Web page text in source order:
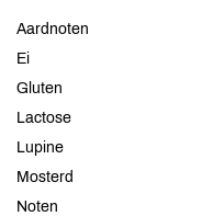
Aardnoten
Ei
Gluten
Lactose
Lupine
Mosterd
Noten